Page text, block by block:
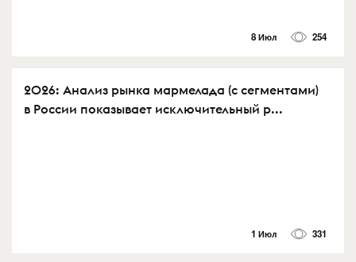
8 Июл 254
2026: Анализ рынка мармелада (с сегментами)
в России показывает исключительный р...
1 Июл 331